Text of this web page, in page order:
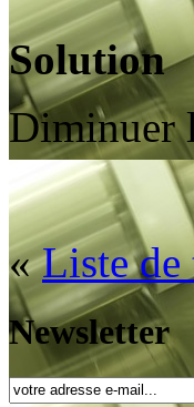
Solution
Diminuer
«Liste de
Newsletter